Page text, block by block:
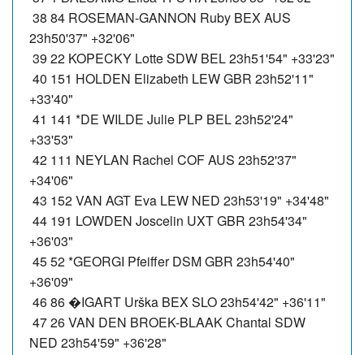
38 84 ROSEMAN-GANNON Ruby BEX AUS
23h50'37" +32'06"
39 22 KOPECKY Lotte SDW BEL 23h51'54" +33'23"
40 151 HOLDEN Elizabeth LEW GBR 23h52'11"
+33'40"
41 141 *DE WILDE Julie PLP BEL 23h52'24"
+33'53"
42 111 NEYLAN Rachel COF AUS 23h52'37"
+34'06"
43 152 VAN AGT Eva LEW NED 23h53'19" +34'48"
44 191 LOWDEN Joscelin UXT GBR 23h54'34"
+36'03"
45 52 *GEORGI Pfeiffer DSM GBR 23h54'40"
+36'09"
46 86 �IGART Urška BEX SLO 23h54'42" +36'11"
47 26 VAN DEN BROEK-BLAAK Chantal SDW
NED 23h54'59" +36'28"